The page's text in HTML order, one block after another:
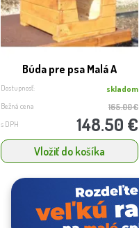
Búda pre psa Malá A
Dostupnosť: skladom
Bežná cena 165.00 €
s DPH 148.50 €
Vložiť do košíka